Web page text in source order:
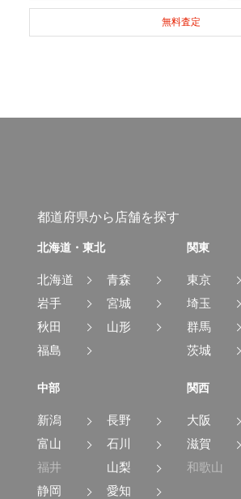
無料査定
都道府県から店舗を探す
北海道・東北
北海道
青森
岩手
宮城
秋田
山形
福島
関東
東京
埼玉
群馬
茨城
中部
新潟
長野
富山
石川
福井
山梨
静岡
愛知
関西
大阪
滋賀
和歌山